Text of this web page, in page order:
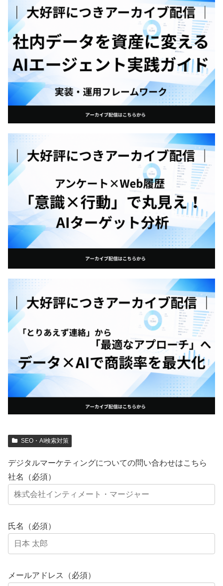
SEO・AI検索対策
デジタルマーケティングについての問い合わせはこちら
社名（必須）
氏名（必須）
メールアドレス（必須）